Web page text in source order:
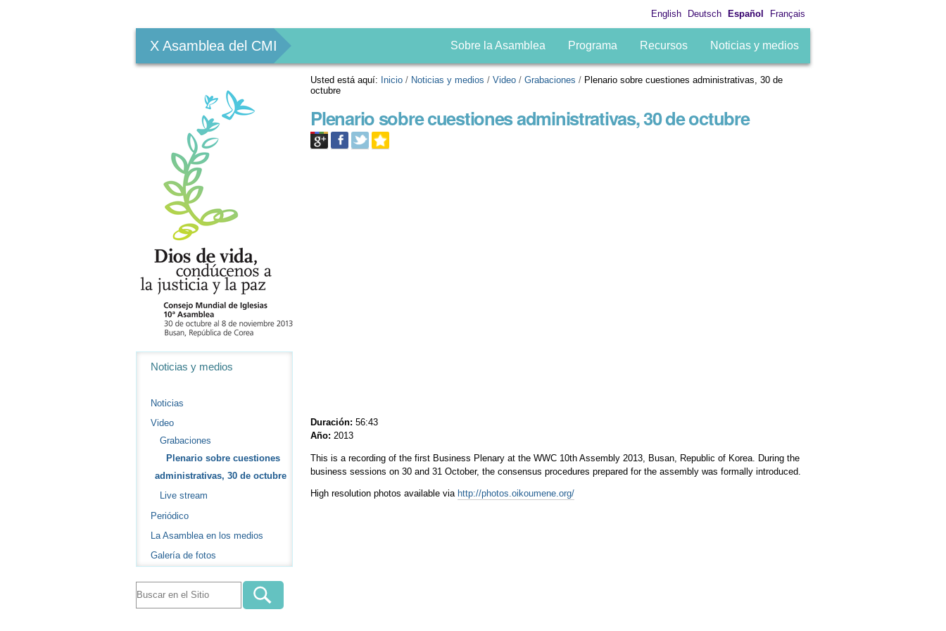
English Deutsch Español Français
X Asamblea del CMI Sobre la Asamblea Programa Recursos Noticias y medios
Usted está aquí: Inicio / Noticias y medios /Video /Grabaciones / Plenario sobre cuestiones administrativas, 30 de
octubre
Plenario sobre cuestiones administrativas, 30 de octubre
Duración: 56:43
Año: 2013
This is a recording of the first Business Plenary at the WWC 10th Assembly 2013, Busan, Republic of Korea. During the
business sessions on 30 and 31 October, the consensus procedures prepared for the assembly was formally introduced.
High resolution photos available via http://photos.oikoumene.org/
Noticias y medios
Noticias
Video
Grabaciones
Plenario sobre cuestiones
administrativas, 30 de octubre
Live stream
Periódico
La Asamblea en los medios
Galería de fotos